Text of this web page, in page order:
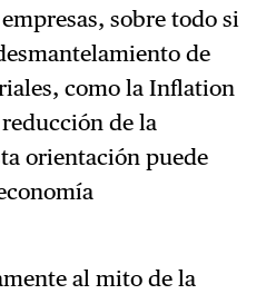
sobre todo si
de
como la Inflation
de la
orientación puede
al mito de la